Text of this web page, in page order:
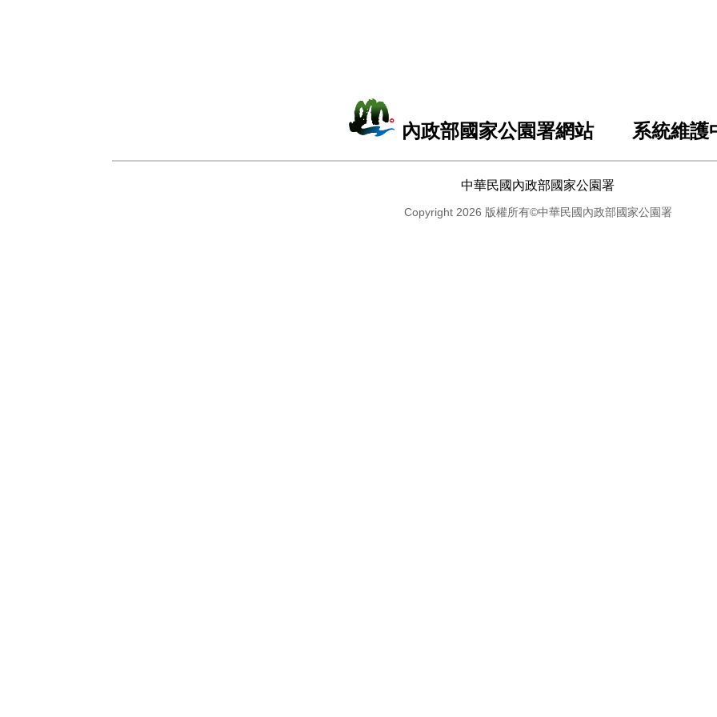
內政部國家公園署網站 系統維護
中華民國內政部國家公園署
Copyright 2026 版權所有©中華民國內政部國家公園署